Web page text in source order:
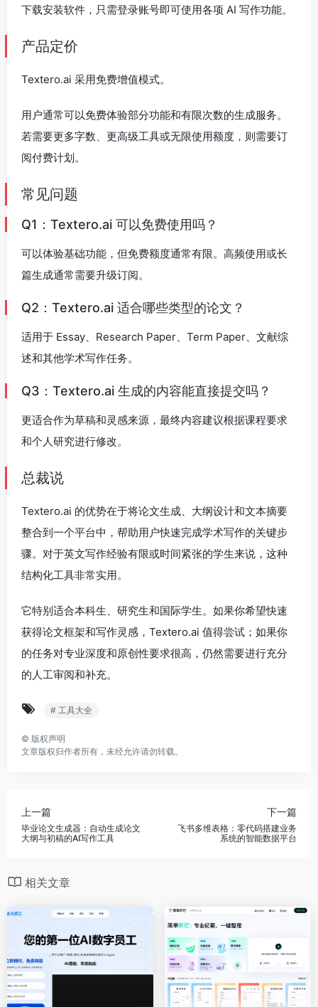
下载安装软件，只需登录账号即可使用各项 AI 写作功能。
产品定价
Textero.ai 采用免费增值模式。
用户通常可以免费体验部分功能和有限次数的生成服务。
若需要更多字数、更高级工具或无限使用额度，则需要订
阅付费计划。
常见问题
Q1：Textero.ai 可以免费使用吗？
可以体验基础功能，但免费额度通常有限。高频使用或长
篇生成通常需要升级订阅。
Q2：Textero.ai 适合哪些类型的论文？
适用于 Essay、Research Paper、Term Paper、文献综
述和其他学术写作任务。
Q3：Textero.ai 生成的内容能直接提交吗？
更适合作为草稿和灵感来源，最终内容建议根据课程要求
和个人研究进行修改。
总裁说
Textero.ai 的优势在于将论文生成、大纲设计和文本摘要
整合到一个平台中，帮助用户快速完成学术写作的关键步
骤。对于英文写作经验有限或时间紧张的学生来说，这种
结构化工具非常实用。
它特别适合本科生、研究生和国际学生。如果你希望快速
获得论文框架和写作灵感，Textero.ai 值得尝试；如果你
的任务对专业深度和原创性要求很高，仍然需要进行充分
的人工审阅和补充。
# 工具大全
© 版权声明
文章版权归作者所有，未经允许请勿转载。
上一篇
毕业论文生成器：自动生成论文
大纲与初稿的AI写作工具
下一篇
飞书多维表格：零代码搭建业务
系统的智能数据平台
相关文章